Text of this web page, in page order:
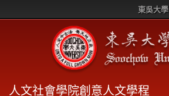
東吳大學
人文社會學院創意人文學程